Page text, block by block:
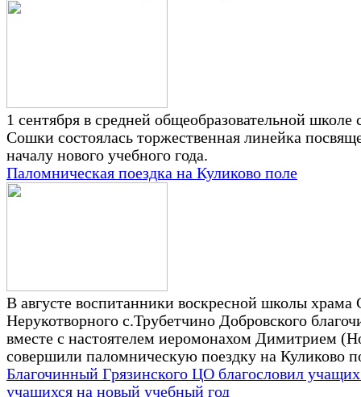
1 сентября в средней общеобразовательной школе
Сошки состоялась торжественная линейка
началу нового учебного года.
Паломническая поездка на Куликово поле
В августе воспитанники воскресной школы храма
Нерукотворного с.Трубетчино Добровского
вместе с настоятелем иеромонахом Димитрием
совершили паломническую поездку на Куликово
Благочинный Грязинского ЦО благословил
учащихся на новый учебный год